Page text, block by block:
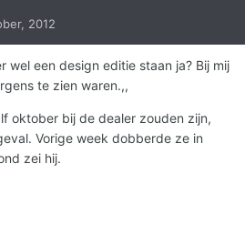
2012
wel een design editie staan ja? Bij mij
te zien waren.,,
oktober bij de dealer zouden zijn,
Vorige week dobberde ze in
zei hij.